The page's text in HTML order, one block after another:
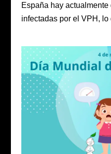
España hay
infectadas por el VPH, lo